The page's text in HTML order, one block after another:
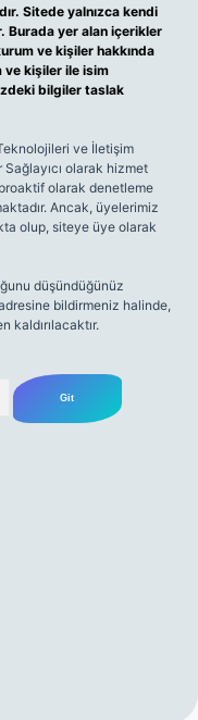
Sitede yalnızca kendi
Burada yer alan içerikler
ve kişiler hakkında
ve kişiler ile isim
bilgiler taslak
ve İletişim
Sağlayıcı olarak hizmet
olarak denetleme
Ancak, üyelerimiz
olup, siteye üye olarak
düşündüğünüz
bildirmeniz halinde,
kaldırılacaktır.